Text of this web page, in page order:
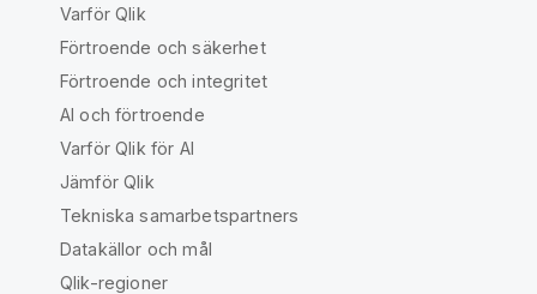
Varför Qlik
Förtroende och säkerhet
Förtroende och integritet
AI och förtroende
Varför Qlik för AI
Jämför Qlik
Tekniska samarbetspartners
Datakällor och mål
Qlik-regioner